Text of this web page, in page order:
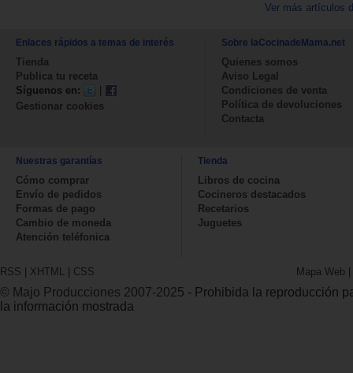
Ver más artículos
Enlaces rápidos a temas de interés
Tienda
Publica tu receta
Síguenos en:
|
Gestionar cookies
Sobre laCocinadeMama.net
Quienes somos
Aviso Legal
Condiciones de venta
Política de devoluciones
Contacta
Nuestras garantías
Cómo comprar
Envío de pedidos
Formas de pago
Cambio de moneda
Atención teléfonica
Tienda
Libros de cocina
Cocineros destacados
Recetarios
Juguetes
RSS | XHTML | CSS Mapa Web |
© Majo Producciones 2007-2025 - Prohibida la reproducción
la información mostrada